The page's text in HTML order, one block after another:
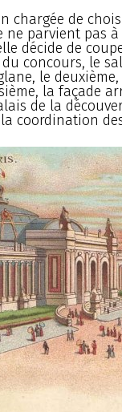
chargée de
ne parvient pas
décide de
concours, le
le
la façade
de la
coordination